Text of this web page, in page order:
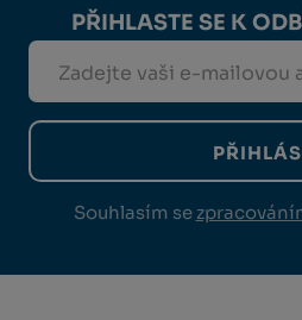
PŘIHLASTE SE K
Souhlasím se